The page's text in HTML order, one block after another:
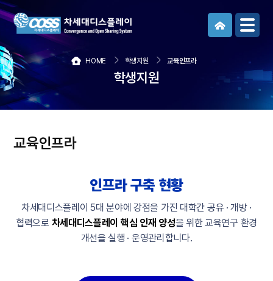
메뉴보기
HOME 학생지원 교육인프라
학생지원
교육인프라
인프라 구축 현황
차세대디스플레이 5대 분야에 강점을 가진 대학간 공유 · 개방 ·
협력으로 차세대디스플레이 핵심 인재 양성을 위한 교육연구 환경
개선을 실행 · 운영관리합니다.